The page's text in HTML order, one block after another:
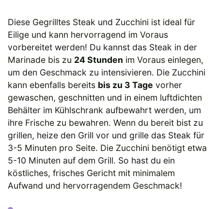
Diese Gegrilltes Steak und Zucchini ist ideal für
Eilige und kann hervorragend im Voraus
vorbereitet werden! Du kannst das Steak in der
Marinade bis zu 24 Stunden im Voraus einlegen,
um den Geschmack zu intensivieren. Die Zucchini
kann ebenfalls bereits bis zu 3 Tage vorher
gewaschen, geschnitten und in einem luftdichten
Behälter im Kühlschrank aufbewahrt werden, um
ihre Frische zu bewahren. Wenn du bereit bist zu
grillen, heize den Grill vor und grille das Steak für
3-5 Minuten pro Seite. Die Zucchini benötigt etwa
5-10 Minuten auf dem Grill. So hast du ein
köstliches, frisches Gericht mit minimalem
Aufwand und hervorragendem Geschmack!